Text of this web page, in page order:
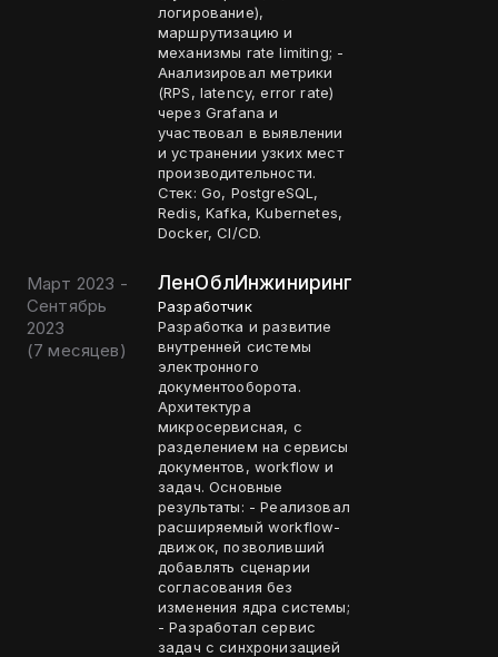
логирование),
маршрутизацию и
механизмы rate limiting; -
Анализировал метрики
(RPS, latency, error rate)
через Grafana и
участвовал в выявлении
и устранении узких мест
производительности.
Стек: Go, PostgreSQL,
Redis, Kafka, Kubernetes,
Docker, CI/CD.
Март 2023 -
Сентябрь
2023
(7 месяцев)
ЛенОблИнжиниринг
Разработчик
Разработка и развитие
внутренней системы
электронного
документооборота.
Архитектура
микросервисная, с
разделением на сервисы
документов, workflow и
задач. Основные
результаты: - Реализовал
расширяемый workflow-
движок, позволивший
добавлять сценарии
согласования без
изменения ядра системы;
- Разработал сервис
задач с синхронизацией